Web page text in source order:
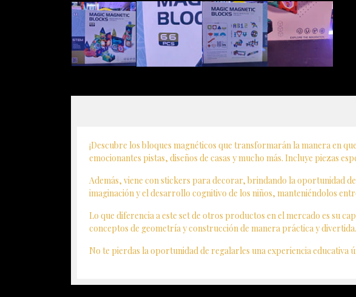
¡Descubre los bloques magnéticos que transformarán la manera en
emocionantes pistas, diseños de casas y mucho más. Incluye piezas
Además, viene con stickers para decorar, brindando la oportunidad
imaginación y el desarrollo cognitivo de los niños, manteniéndolos
Lo que diferencia a este set de otros productos en el mercado es su
conceptos de geometría y construcción de manera práctica y divertida.
No te pierdas la oportunidad de regalarles una experiencia educativa